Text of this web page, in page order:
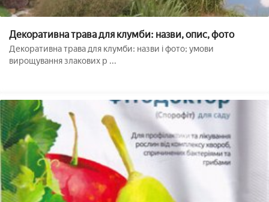
Декоративна трава для клумби: назви, опис, фото
Декоративна трава для клумби: назви і фото; умови
вирощування злакових р ...